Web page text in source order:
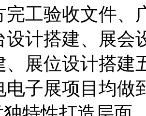
完工验收文件、
设计搭建、展会
、展位设计搭建
电子展项目均做